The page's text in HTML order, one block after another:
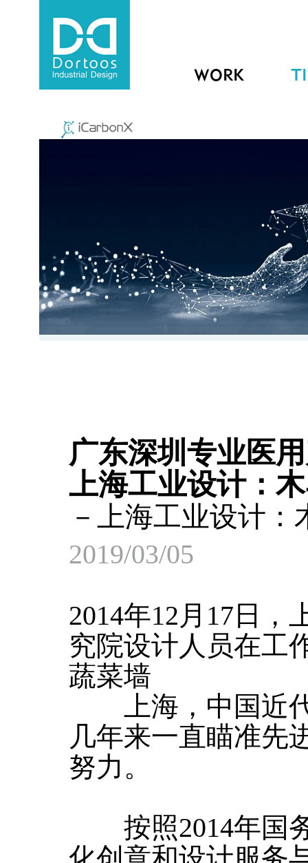
WORK
广东深圳专业医
上海工业设计：
－上海工业设计：
2019/03/05
2014年12月17日，
究院设计人员在工
蔬菜墙
上海，中国近代
几年来一直瞄准先
努力。
按照2014年国务